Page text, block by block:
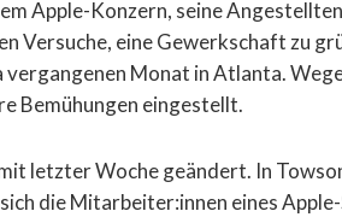
Apple-Konzern, seine
Versuche, eine Gewerkschaft zu
vergangenen Monat in Atlanta.
Bemühungen eingestellt.
letzter Woche geändert. In
die Mitarbeiter:innen eines